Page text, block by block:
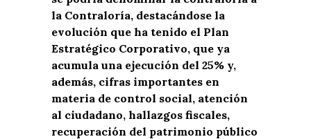
la Contraloría, destacándose la
evolución que ha tenido el Plan
Estratégico Corporativo, que ya
acumula una ejecución del 25% y,
además, cifras importantes en
materia de control social, atención
al ciudadano, hallazgos fiscales,
recuperación del patrimonio público